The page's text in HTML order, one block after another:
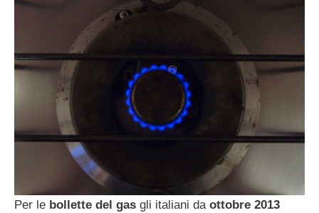
Per le bollette del gas gli italiani da ottobre 2013